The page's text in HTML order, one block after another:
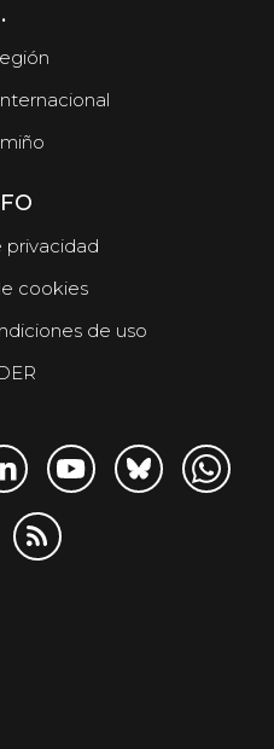
.
privacidad
cookies
de uso